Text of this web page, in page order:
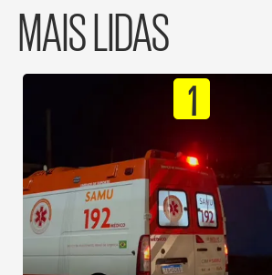
MAIS LIDAS
1